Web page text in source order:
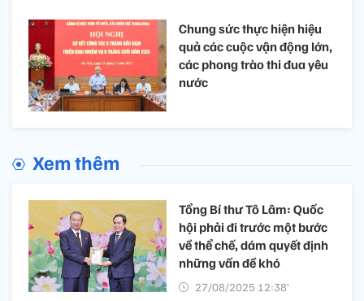
Chung sức thực hiện hiệu
quả các cuộc vận động lớn,
các phong trào thi đua yêu
nước
Xem thêm
Tổng Bí thư Tô Lâm: Quốc
hội phải đi trước một bước
về thể chế, dám quyết định
những vấn đề khó
27/08/2025 12:38’